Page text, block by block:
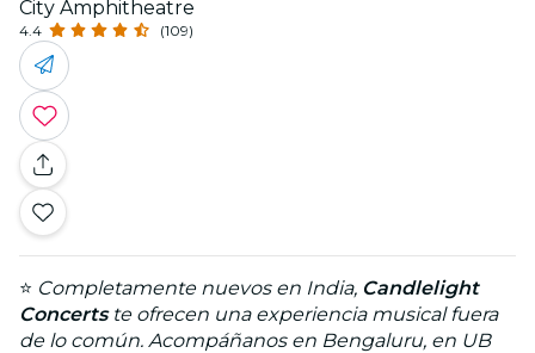
City Amphitheatre
4.4 (109)
⭐ Completamente nuevos en India, Candlelight
Concertste ofrecen una experiencia musical fuera
de lo común. Acompáñanos en Bengaluru, en UB